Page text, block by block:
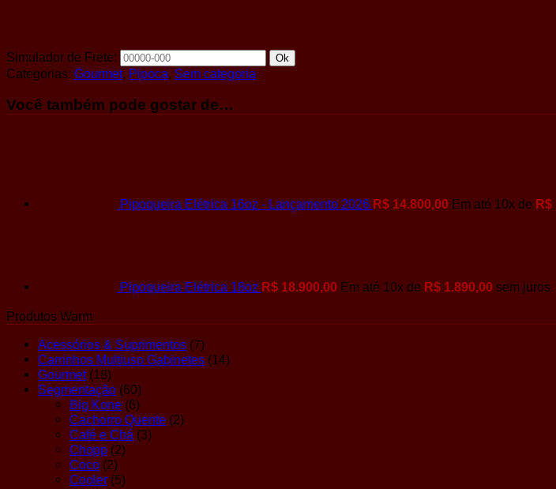
Simulador de Frete: Ok
Categorias: Gourmet, Pipoca, Sem categoria
Você também pode gostar de…
Pipoqueira Elétrica 16oz - Lançamento 2026 R$ 14.800,00 Em até 10x de R$
Pipoqueira Elétrica 18oz R$ 18.900,00 Em até 10x de R$ 1.890,00 sem juros
Produtos Warm
Acessórios & Suprimentos (7)
Carrinhos Multiuso Gabinetes (14)
Gourmet (18)
Segmentação (60)
Big Kone (6)
Cachorro Quente (2)
Café e Chá (3)
Chopp (2)
Coco (2)
Cooler (5)